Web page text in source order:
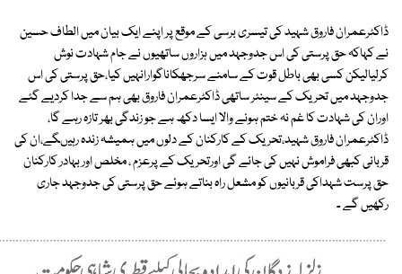
ڈاکٹرعمران فاروق شہید کی تیسری برسی کے موقع پر اپنے ایک بیان میں الطاف حسین
نے کہاکہ حق پرستی کی اس جدوجہد میں ہزاروں ساتھیوں نے جام شہادت نوش
کرلیالیکن کسی بھی باطل قوت کے سامنے سرجھکاناگوارانہیں کیا،حق پرستی کی اس
جدوجہد میں تحریک کے سینئر ساتھی ڈاکٹرعمران فاروق بھی ہم سے جدا کردیے گئے
اوران کی شہادت کا غم نہ ختم ہونے والا ایسا دکھ ہے جو زندگی بھر تازہ رہے گا،
ڈاکٹرعمران فاروق شہید،تحریک کے کارکنان کے دلوں میں ہمیشہ زندہ رہیںگے،ان کی
قربانی کبھی فراموش نہیں کی جائے گی اورتحریک کے پرعزم ، مخلص اور بہادر کارکنان
حق پرست شہداکی قربانیوں کو مشعل راہ بناتے ہوئے حق پرستی کی جدوجہد جاری
رکھیں گے ۔